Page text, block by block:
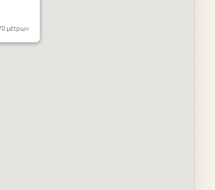
μέτρων